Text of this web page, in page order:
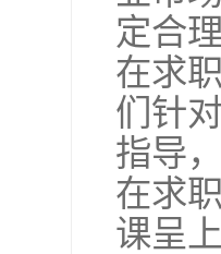
定合
在求
们针
指导
在求
课呈